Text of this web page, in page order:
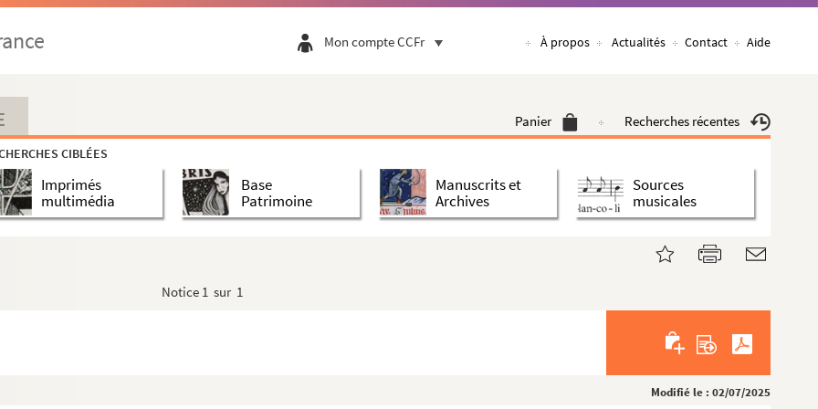
Mon compte CCFr À propos Actualités Contact Aide
Panier Recherches récentes
CIBLÉES
Imprimés
multimédia
Base
Patrimoine
Manuscrits et
Archives
Sources
musicales
Notice 1 sur 1
Modifié le : 02/07/2025